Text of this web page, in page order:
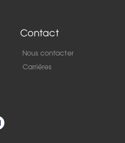
Contact
Nous contacter
Carrières